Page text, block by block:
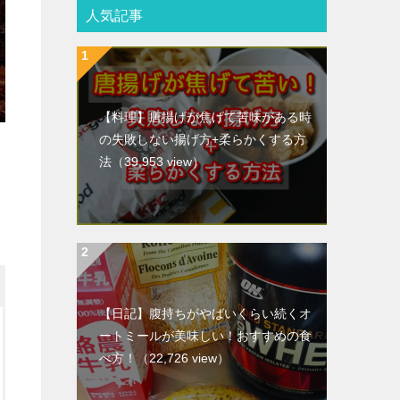
人気記事
【料理】唐揚げが焦げて苦味がある時
の失敗しない揚げ方+柔らかくする方
法 （39,953 view）
【日記】腹持ちがやばいくらい続くオ
ートミールが美味しい！おすすめの食
べ方！ （22,726 view）